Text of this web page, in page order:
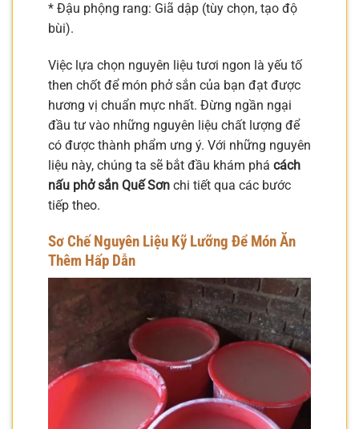
* Đậu phộng rang: Giã dập (tùy chọn, tạo độ
bùi).
Việc lựa chọn nguyên liệu tươi ngon là yếu tố
then chốt để món phở sắn của bạn đạt được
hương vị chuẩn mực nhất. Đừng ngần ngại
đầu tư vào những nguyên liệu chất lượng để
có được thành phẩm ưng ý. Với những nguyên
liệu này, chúng ta sẽ bắt đầu khám phá cách
nấu phở sắn Quế Sơn chi tiết qua các bước
tiếp theo.
Sơ Chế Nguyên Liệu Kỹ Lưỡng Để Món Ăn
Thêm Hấp Dẫn